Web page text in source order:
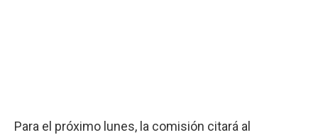
Para el próximo lunes, la comisión citará al